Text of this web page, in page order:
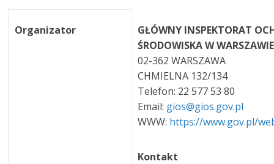
Organizator
GŁÓWNY INSPEKTORAT
ŚRODOWISKA W WARSZAWIE
02-362 WARSZAWA
CHMIELNA 132/134
Telefon: 22 577 53 80
Email: gios@gios.gov.pl
WWW: https://www.gov.pl/
Kontakt